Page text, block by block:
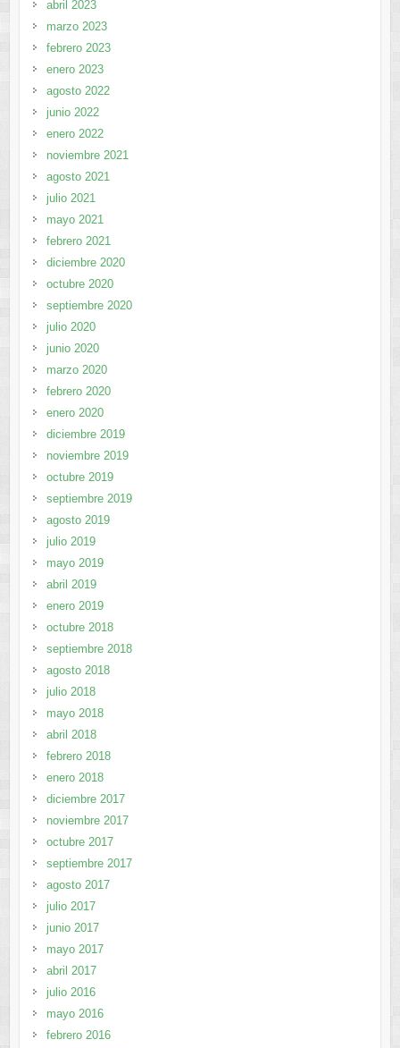
abril 2023
marzo 2023
febrero 2023
enero 2023
agosto 2022
junio 2022
enero 2022
noviembre 2021
agosto 2021
julio 2021
mayo 2021
febrero 2021
diciembre 2020
octubre 2020
septiembre 2020
julio 2020
junio 2020
marzo 2020
febrero 2020
enero 2020
diciembre 2019
noviembre 2019
octubre 2019
septiembre 2019
agosto 2019
julio 2019
mayo 2019
abril 2019
enero 2019
octubre 2018
septiembre 2018
agosto 2018
julio 2018
mayo 2018
abril 2018
febrero 2018
enero 2018
diciembre 2017
noviembre 2017
octubre 2017
septiembre 2017
agosto 2017
julio 2017
junio 2017
mayo 2017
abril 2017
julio 2016
mayo 2016
febrero 2016